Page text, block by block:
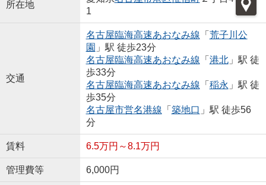
所在地
1
交通
名古屋臨海高速あおなみ線 「 荒子川公
園 」駅 徒歩23分
名古屋臨海高速あおなみ線 「 港北」駅 徒
歩33分
名古屋臨海高速あおなみ線 「 稲永 」駅 徒
歩35分
名古屋市営名港線 「 築地口 」駅 徒歩56
分
賃料 6.5万円～8.1万円
管理費等 6,000円